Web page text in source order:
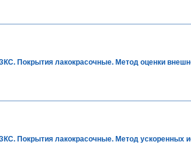
Покрытия лакокрасочные. Метод оценки
Покрытия лакокрасочные. Метод ускоренных